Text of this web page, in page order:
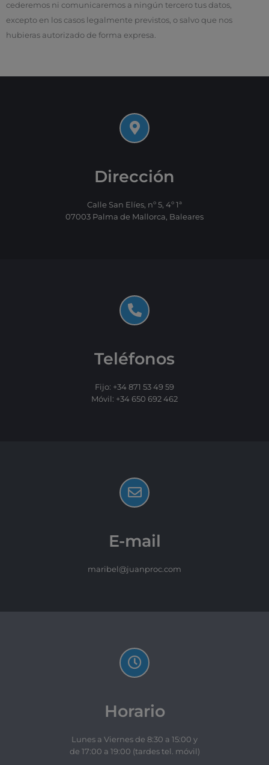
cederemos ni comunicaremos a ningún tercero tus datos,
excepto en los casos legalmente previstos, o salvo que nos
hubieras autorizado de forma expresa.
Dirección
Calle San Elíes, nº 5, 4º 1ª
07003 Palma de Mallorca, Baleares
Teléfonos
Fijo: +34 871 53 49 59
Móvil: +34 650 692 462
E-mail
maribel@juanproc.com
Horario
Lunes a Viernes de 8:30 a 15:00 y
de 17:00 a 19:00 (tardes tel. móvil)